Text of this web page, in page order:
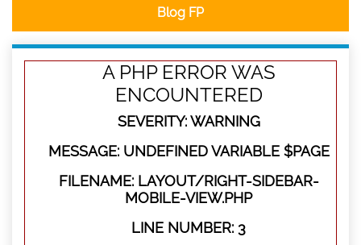
Blog FP
A PHP ERROR WAS
ENCOUNTERED
SEVERITY: WARNING
MESSAGE: UNDEFINED VARIABLE $PAGE
FILENAME: LAYOUT/RIGHT-SIDEBAR-
MOBILE-VIEW.PHP
LINE NUMBER: 3